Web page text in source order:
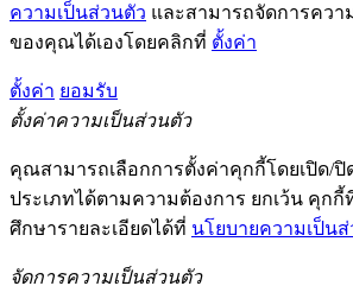
ความเป็นส่วนตัว และสามารถจัดการควา
ของคุณได้เองโดยคลิกที่ ตั้งค่า
ตั้งค่า ยอมรับ
ตั้งค่าความเป็นส่วนตัว
คุณสามารถเลือกการตั้งค่าคุกกี้โดยเปิด/ปิ
ประเภทได้ตามความต้องการ ยกเว้น คุก
ศึกษารายละเอียดได้ที่ นโยบายความเป็น
จัดการความเป็นส่วนตัว